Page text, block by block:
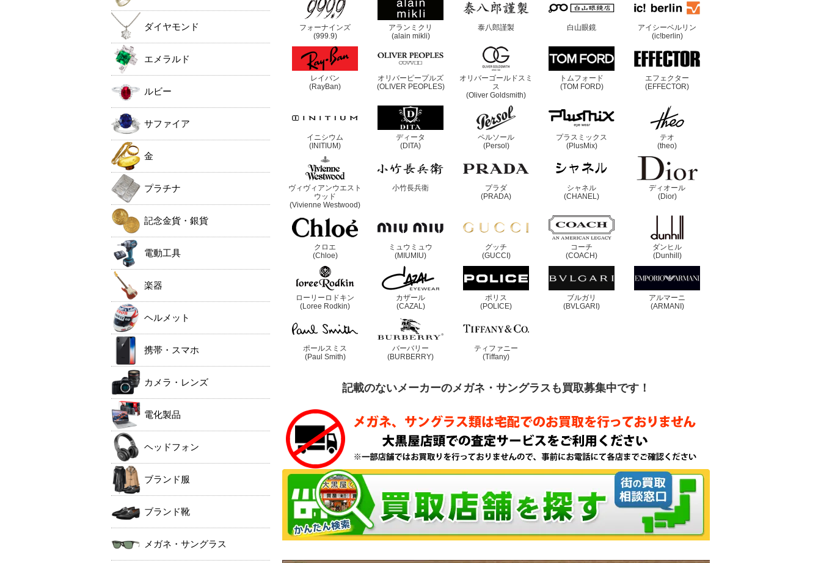
フォーナインズ
(999.9)
アランミクリ
(alain mikli)
泰八郎謹製 白山眼鏡
アイシーベルリン
(ic!berlin)
レイバン
(RayBan)
オリバーピープルズ
(OLIVER PEOPLES)
オリバーゴールドスミ
ス
(Oliver Goldsmith)
トムフォード
(TOM FORD)
エフェクター
(EFFECTOR)
イニシウム
(INITIUM)
ディータ
(DITA)
ペルソール
(Persol)
プラスミックス
(PlusMix)
テオ
(theo)
ヴィヴィアンウエスト
ウッド
(Vivienne Westwood)
小竹長兵衛
プラダ
(PRADA)
シャネル
(CHANEL)
ディオール
(Dior)
クロエ
(Chloe)
ミュウミュウ
(MIUMIU)
グッチ
(GUCCI)
コーチ
(COACH)
ダンヒル
(Dunhill)
ローリーロドキン
(Loree Rodkin)
カザール
(CAZAL)
ポリス
(POLICE)
ブルガリ
(BVLGARI)
アルマーニ
(ARMANI)
ポールスミス
(Paul Smith)
バーバリー
(BURBERRY)
ティファニー
(Tiffany)
記載のないメーカーのメガネ・サングラスも買取募集中です！
ダイヤモンド
エメラルド
ルビー
サファイア
金
プラチナ
記念金貨・銀貨
電動工具
楽器
ヘルメット
携帯・スマホ
カメラ・レンズ
電化製品
ヘッドフォン
ブランド服
ブランド靴
メガネ・サングラス